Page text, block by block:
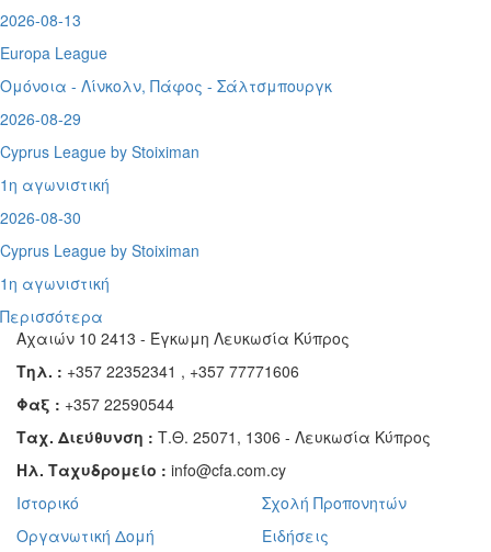
2026-08-13
Europa League
Ομόνοια - Λίνκολν, Πάφος - Σάλτσμπουργκ
2026-08-29
Cyprus League by Stoiximan
1η αγωνιστική
2026-08-30
Cyprus League by Stoiximan
1η αγωνιστική
Περισσότερα
Αχαιών 10 2413 - Έγκωμη Λευκωσία Κύπρος
Τηλ. : +357 22352341 , +357 77771606
Φαξ : +357 22590544
Ταχ. Διεύθυνση : Τ.Θ. 25071, 1306 - Λευκωσία Κύπρος
Ηλ. Ταχυδρομείο : info@cfa.com.cy
Ιστορικό
Οργανωτική Δομή
Σχολή Προπονητών
Ειδήσεις